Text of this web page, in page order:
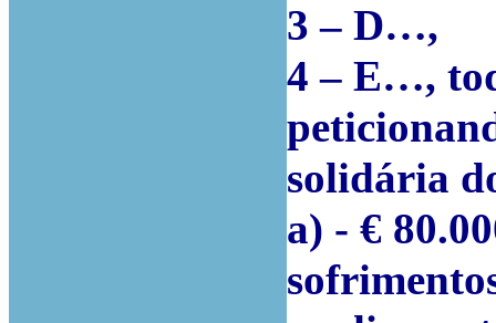
3 – D…,
4 – E…,
solidária
a) - €